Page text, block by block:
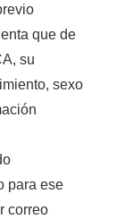
que de
, su
sexo
para ese
correo